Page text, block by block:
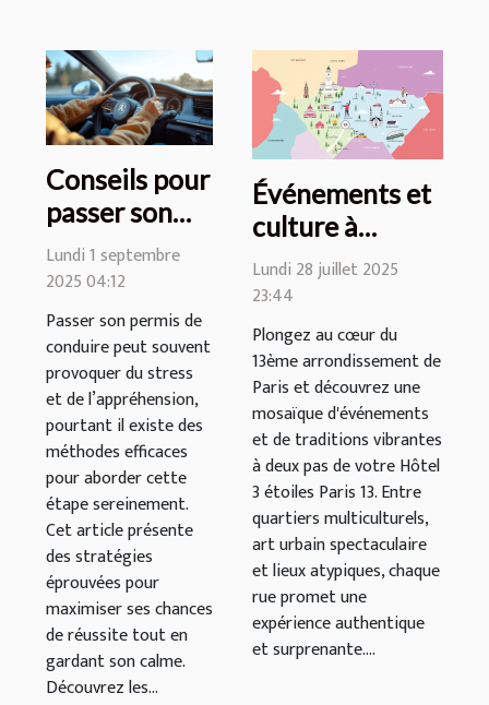
Conseils pour
passer son
permis de
conduire sans
stress
Lundi 1 septembre
2025 04:12
Passer son permis de
conduire peut souvent
provoquer du stress
et de l’appréhension,
pourtant il existe des
méthodes efficaces
pour aborder cette
étape sereinement.
Cet article présente
des stratégies
éprouvées pour
maximiser ses chances
de réussite tout en
gardant son calme.
Découvrez les...
Événements et
culture à
proximité des
hôtels 3 étoiles
dans le 13ème
arrondissement
Lundi 28 juillet 2025
23:44
Plongez au cœur du
13ème arrondissement de
Paris et découvrez une
mosaïque d'événements
et de traditions vibrantes
à deux pas de votre Hôtel
3 étoiles Paris 13. Entre
quartiers multiculturels,
art urbain spectaculaire
et lieux atypiques, chaque
rue promet une
expérience authentique
et surprenante....